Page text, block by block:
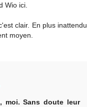
Wio ici.
clair. En plus inattendu
moyen.
moi. Sans doute leur